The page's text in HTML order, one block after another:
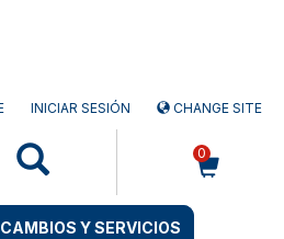
INICIAR SESIÓN CHANGE SITE
0
Y SERVICIOS